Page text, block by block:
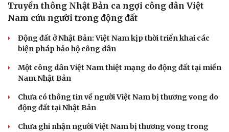
Sức khỏe
Cây thuốc
Sản phụ khoa
Nhi khoa
Nam khoa
Làm đẹp - giảm cân
Phòng mạch online
Ăn sạch sống khỏe
Đời sống
Blog
Truyền thông Nhật Bản ca ngợi công dân Việt
Nam cứu người trong động đất
Động đất ở Nhật Bản: Việt Nam kịp thời triển khai các
biện pháp bảo hộ công dân
Một công dân Việt Nam thiệt mạng do động đất tại miền
Nam Nhật Bản
Chưa có thông tin về người Việt Nam bị thương vong do
động đất tại Nhật Bản
Chưa ghi nhận người Việt Nam bị thương vong trong